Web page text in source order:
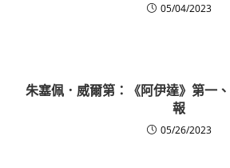
05/04/2023
朱塞佩．威爾第：《阿伊達》第一
報
05/26/2023